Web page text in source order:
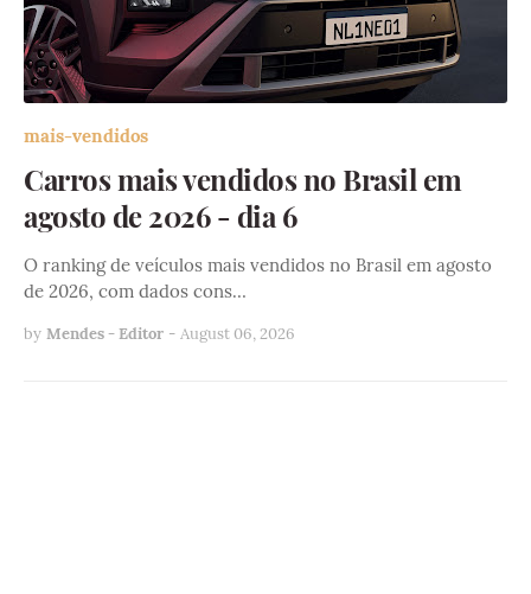
mais-vendidos
Carros mais vendidos no Brasil em
agosto de 2026 - dia 6
O ranking de veículos mais vendidos no Brasil em agosto
de 2026, com dados cons…
by Mendes - Editor - August 06, 2026